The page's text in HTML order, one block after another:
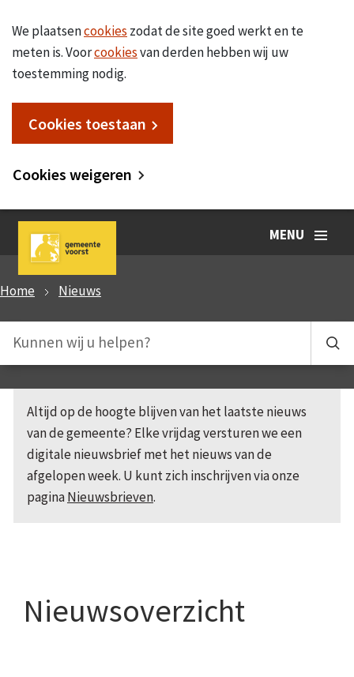
We plaatsencookies zodat de site goed werkt en te
meten is. Voorcookiesvan derden hebben wij uw
toestemming nodig.
Cookies toestaan
Cookies weigeren
MENU
Home Nieuws
Altijd op de hoogte blijven van het laatste nieuws
van de gemeente? Elke vrijdag versturen we een
digitale nieuwsbrief met het nieuws van de
afgelopen week. U kunt zich inschrijven via onze
paginaNieuwsbrieven.
Nieuwsoverzicht